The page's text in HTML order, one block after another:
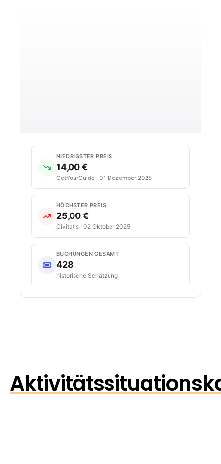
NIEDRIGSTER PREIS
14,00 €
GetYourGuide · 01 Dezember 2025
HÖCHSTER PREIS
25,00 €
Civitatis · 02 Oktober 2025
BUCHUNGEN GESAMT
428
historische Schätzung